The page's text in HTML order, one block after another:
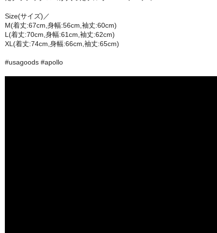
Size(サイズ)／
M(着丈:67cm,身幅:56cm,袖丈:60cm)
L(着丈:70cm,身幅:61cm,袖丈:62cm)
XL(着丈:74cm,身幅:66cm,袖丈:65cm)
#usagoods #apollo